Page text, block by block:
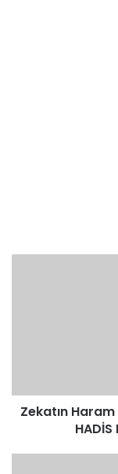
Müslim
Ebu
Zekatın Haram